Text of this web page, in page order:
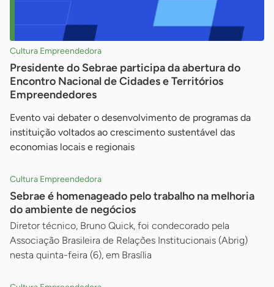
Cultura Empreendedora
Presidente do Sebrae participa da abertura do
Encontro Nacional de Cidades e Territórios
Empreendedores
Evento vai debater o desenvolvimento de programas da
instituição voltados ao crescimento sustentável das
economias locais e regionais
Cultura Empreendedora
Sebrae é homenageado pelo trabalho na melhoria
do ambiente de negócios
Diretor técnico, Bruno Quick, foi condecorado pela
Associação Brasileira de Relações Institucionais (Abrig)
nesta quinta-feira (6), em Brasília